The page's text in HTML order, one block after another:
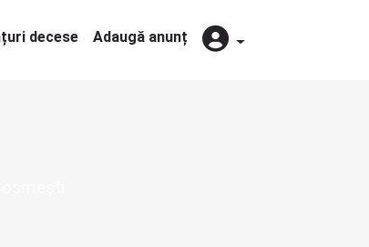
decese Adaugă anunț